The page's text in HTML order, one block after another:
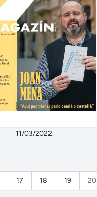
11/03/2022
17 18 19 20